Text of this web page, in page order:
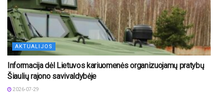
AKTUALIJOS
Informacija dėl Lietuvos kariuomenės organizuojamų pratybų
Šiaulių rajono savivaldybėje
2026-07-29